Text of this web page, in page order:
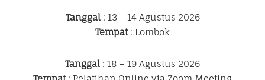
Tanggal: 13 – 14 Agustus 2026
Tempat: Lombok
Tanggal : 18 – 19 Agustus 2026